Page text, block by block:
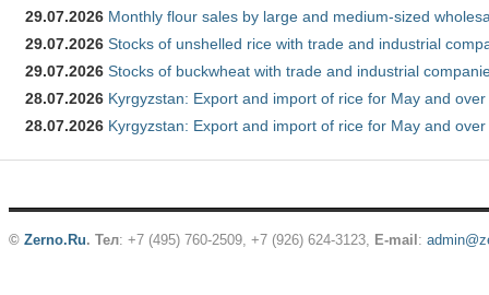
29.07.2026 Monthly flour sales by large and medium-sized
29.07.2026 Stocks of unshelled rice with trade and industrial
29.07.2026 Stocks of buckwheat with trade and industrial
28.07.2026 Kyrgyzstan: Export and import of rice for May and
28.07.2026 Kyrgyzstan: Export and import of rice for May and
© Zerno.Ru. Тел: +7 (495) 760-2509, +7 (926) 624-3123, E-mail :